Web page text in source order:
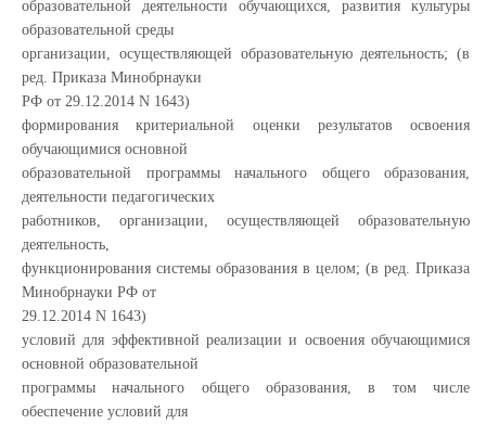
образовательной деятельности обучающихся, развития культуры
образовательной среды
организации, осуществляющей образовательную деятельность; (в
ред. Приказа Минобрнауки
РФ от 29.12.2014 N 1643)
формирования критериальной оценки результатов освоения
обучающимися основной
образовательной программы начального общего образования,
деятельности педагогических
работников, организации, осуществляющей образовательную
деятельность,
функционирования системы образования в целом; (в ред. Приказа
Минобрнауки РФ от
29.12.2014 N 1643)
условий для эффективной реализации и освоения обучающимися
основной образовательной
программы начального общего образования, в том числе
обеспечение условий для